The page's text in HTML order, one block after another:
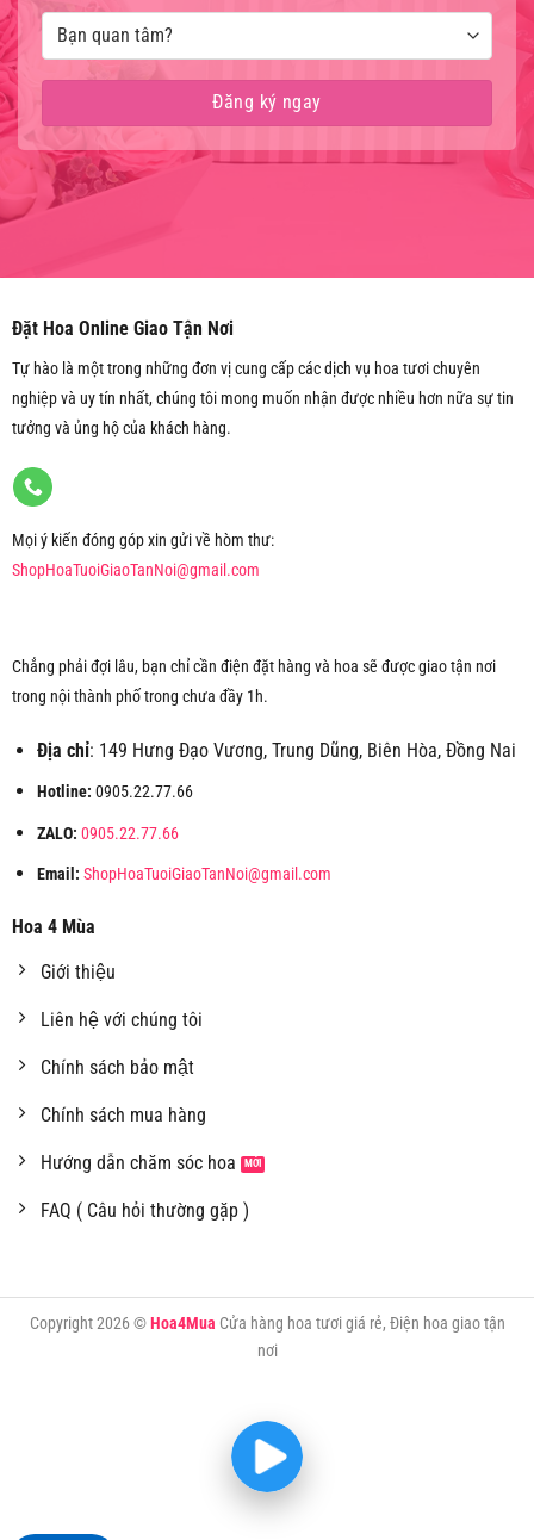
Đặt Hoa Online Giao Tận Nơi
Tự hào là một trong những đơn vị cung cấp các dịch vụ hoa tươi chuyên
nghiệp và uy tín nhất, chúng tôi mong muốn nhận được nhiều hơn nữa sự tin
tưởng và ủng hộ của khách hàng.
Mọi ý kiến đóng góp xin gửi về hòm thư:
ShopHoaTuoiGiaoTanNoi@gmail.com
Chẳng phải đợi lâu, bạn chỉ cần điện đặt hàng và hoa sẽ được giao tận nơi
trong nội thành phố trong chưa đầy 1h.
Địa chỉ: 149 Hưng Đạo Vương, Trung Dũng, Biên Hòa, Đồng Nai
Hotline: 0905.22.77.66
ZALO: 0905.22.77.66
Email: ShopHoaTuoiGiaoTanNoi@gmail.com
Hoa 4 Mùa
Giới thiệu
Liên hệ với chúng tôi
Chính sách bảo mật
Chính sách mua hàng
Hướng dẫn chăm sóc hoa
FAQ ( Câu hỏi thường gặp )
Copyright 2026 ©Hoa4Mua Cửa hàng hoa tươi giá rẻ, Điện hoa giao tận
nơi